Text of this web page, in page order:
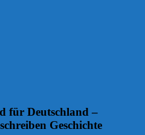
für Deutschland –
Geschichte